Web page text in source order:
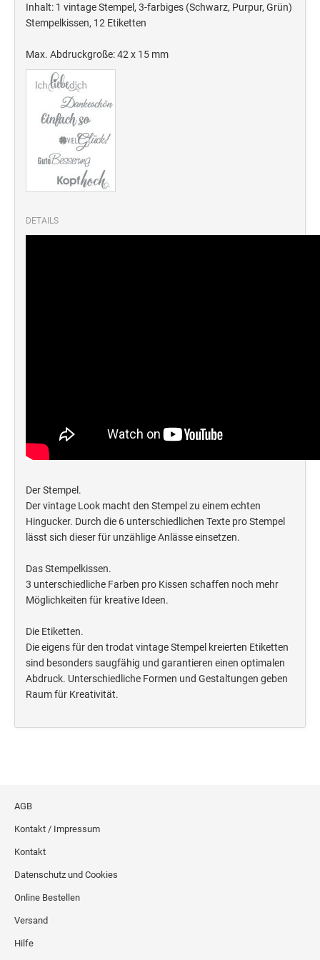
Deine Dinge Stempel
Olchi
TÜTLE - MIT LIEBE EINGEPACKT
STEMPEL-KUGELSCHREIBER
Schreibgeräte-Zubehör
TRODAT PRINTY™ PASTELL-EDITION
Inhalt: 1 vintage Stempel, 3-farbiges (Schwarz, Purpur, Grün)
Stempelkissen, 12 Etiketten
Max. Abdruckgroße: 42 x 15 mm
DETAILS
Der Stempel.
Der vintage Look macht den Stempel zu einem echten
Hingucker. Durch die 6 unterschiedlichen Texte pro Stempel
lässt sich dieser für unzählige Anlässe einsetzen.
Das Stempelkissen.
3 unterschiedliche Farben pro Kissen schaffen noch mehr
Möglichkeiten für kreative Ideen.
Die Etiketten.
Die eigens für den trodat vintage Stempel kreierten Etiketten
sind besonders saugfähig und garantieren einen optimalen
Abdruck. Unterschiedliche Formen und Gestaltungen geben
Raum für Kreativität.
AGB
Kontakt / Impressum
Kontakt
Datenschutz und Cookies
Online Bestellen
Versand
Hilfe